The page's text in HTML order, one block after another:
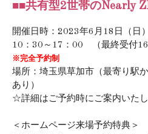
■■共有型2世帯のNearly
開催日時：2023年6月18日（日）
10：30～17：00 （最終受付16
※完全予約制
場所：埼玉県草加市（最寄り駅
あり）
☆詳細はご予約時にご案内いた
＜ホームページ来場予約特典＞